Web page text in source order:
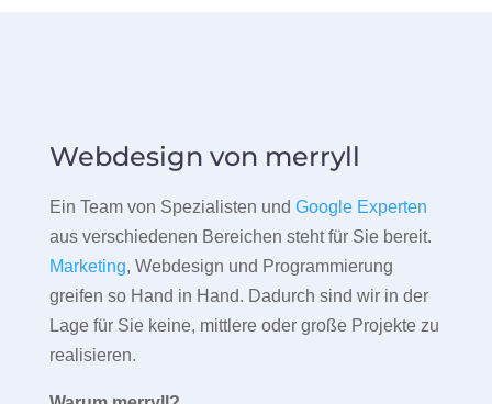
Webdesign von merryll
Ein Team von Spezialisten und Google Experten
aus verschiedenen Bereichen steht für Sie bereit.
Marketing, Webdesign und Programmierung
greifen so Hand in Hand. Dadurch sind wir in der
Lage für Sie keine, mittlere oder große Projekte zu
realisieren.